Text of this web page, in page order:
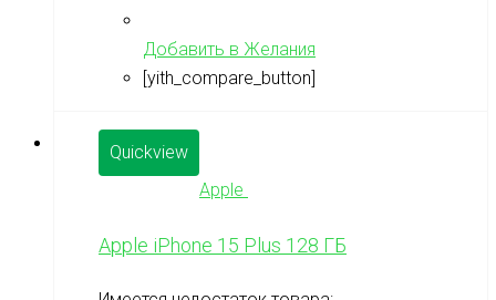
Добавить в Желания
[yith_compare_button]
Quickview
Apple
Apple iPhone 15 Plus 128 ГБ